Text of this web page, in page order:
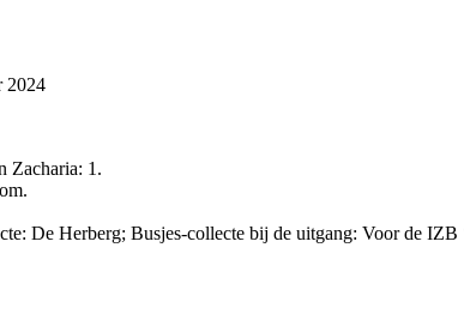
2024
Zacharia: 1.
De Herberg; Busjes-collecte bij de uitgang: Voor de IZB